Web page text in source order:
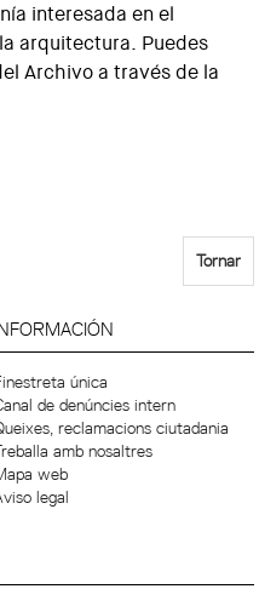
interesada en el
arquitectura. Puedes
Archivo a través de la
Tornar
única
de denúncies intern
reclamacions ciutadania
amb nosaltres
web
legal